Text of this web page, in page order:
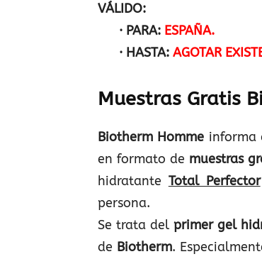
VÁLIDO:
· PARA: ESPAÑA.
· HASTA: AGOTAR
Muestras Gratis
Biotherm Homme informa
en formato de muestras
hidratante Total Perfector
persona.
Se trata del primer gel
de Biotherm.